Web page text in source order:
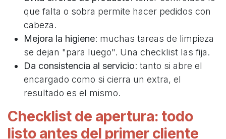
que falta o sobra permite hacer pedidos con
cabeza.
Mejora la higiene: muchas tareas de limpieza
se dejan "para luego". Una checklist las fija.
Da consistencia al servicio: tanto si abre el
encargado como si cierra un extra, el
resultado es el mismo.
Checklist de apertura: todo
listo antes del primer cliente